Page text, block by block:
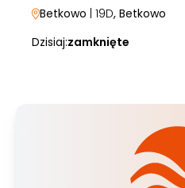
Betkowo | 19D, Betkowo
Dzisiaj:zamknięte